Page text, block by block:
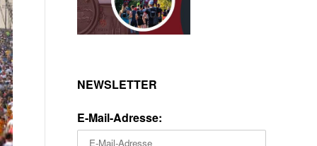
NEWSLETTER
E-Mail-Adresse: